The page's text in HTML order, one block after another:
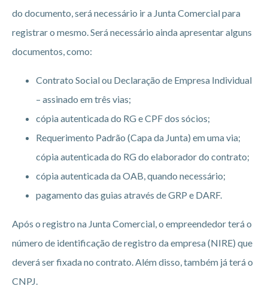
do documento, será necessário ir a Junta Comercial para
registrar o mesmo. Será necessário ainda apresentar alguns
documentos, como:
Contrato Social ou Declaração de Empresa Individual
– assinado em três vias;
cópia autenticada do RG e CPF dos sócios;
Requerimento Padrão (Capa da Junta) em uma via;
cópia autenticada do RG do elaborador do contrato;
cópia autenticada da OAB, quando necessário;
pagamento das guias através de GRP e DARF.
Após o registro na Junta Comercial, o empreendedor terá o
número de identificação de registro da empresa (NIRE) que
deverá ser fixada no contrato. Além disso, também já terá o
CNPJ.